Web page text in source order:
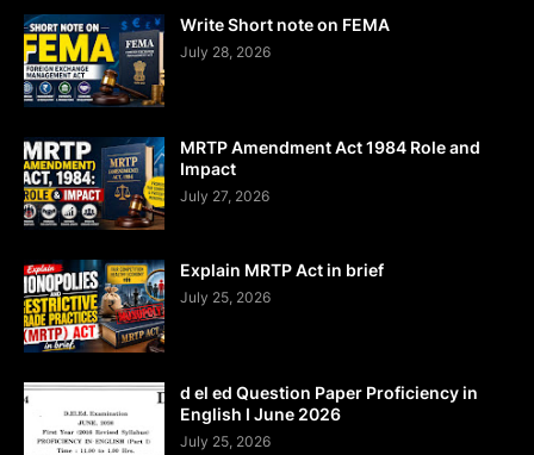
Write Short note on FEMA
July 28, 2026
MRTP Amendment Act 1984 Role and
Impact
July 27, 2026
Explain MRTP Act in brief
July 25, 2026
d el ed Question Paper Proficiency in
English I June 2026
July 25, 2026